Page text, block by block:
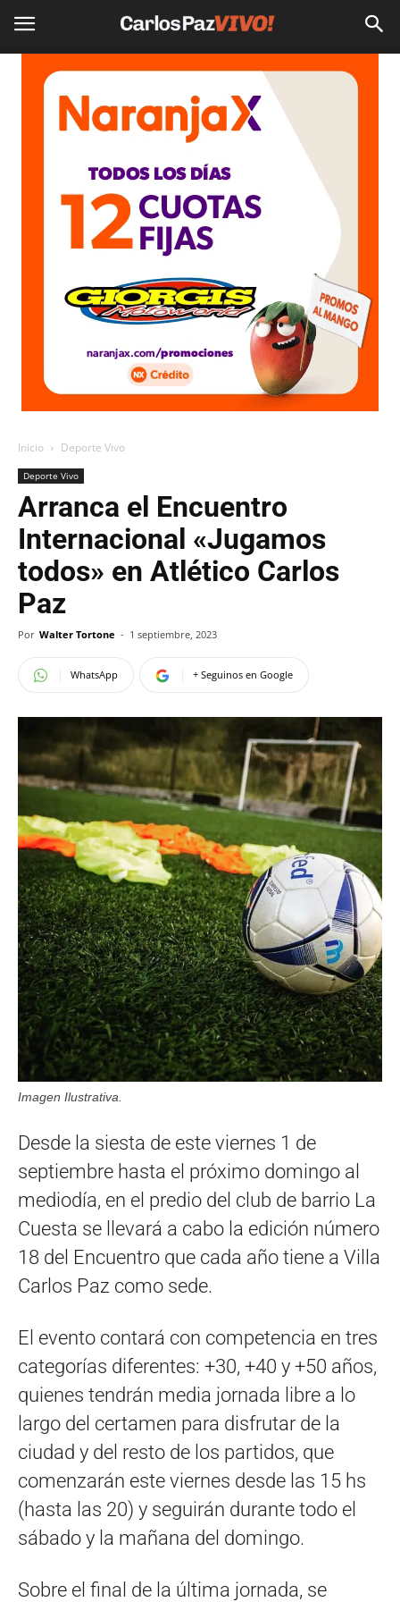
Inicio Deporte Vivo
Deporte Vivo
Arranca el Encuentro
Internacional «Jugamos
todos» en Atlético Carlos
Paz
Por Walter Tortone - 1 septiembre, 2023
WhatsApp + Seguinos en Google
Imagen Ilustrativa.
Desde la siesta de este viernes 1 de
septiembre hasta el próximo domingo al
mediodía, en el predio del club de barrio La
Cuesta se llevará a cabo la edición número
18 del Encuentro que cada año tiene a Villa
Carlos Paz como sede.
El evento contará con competencia en tres
categorías diferentes: +30, +40 y +50 años,
quienes tendrán media jornada libre a lo
largo del certamen para disfrutar de la
ciudad y del resto de los partidos, que
comenzarán este viernes desde las 15 hs
(hasta las 20) y seguirán durante todo el
sábado y la mañana del domingo.
Sobre el final de la última jornada, se